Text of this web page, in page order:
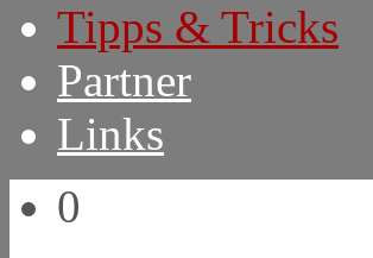
Tipps & Tricks
Partner
Links
0